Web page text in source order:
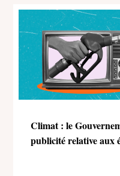
Climat : le
publicité relative aux